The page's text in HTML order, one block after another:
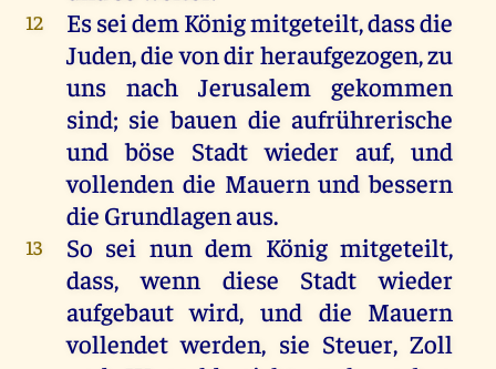
12 Esseidem Königmitgeteilt, dassdie
Juden,dievondirheraufgezogen,zu
uns
nach Jerusalem
gekommen
sind; sie bauen die aufrührerische
und böse Stadt wieder auf,und
vollenden die Mauern und bessern
die Grundlagenaus.
13 So sei nun dem Königmitgeteilt,
dass,wenn diese Stadt
wieder
aufgebautwird, und die Mauern
vollendet werden, sie Steuer,Zoll